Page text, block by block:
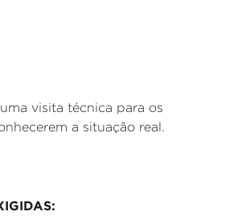
visita técnica para os
a situação real.